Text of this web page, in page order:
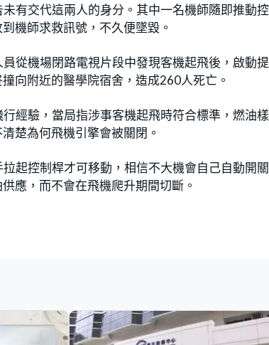
有交代這兩人的身分。其中一名機師隨即推動
機師求救訊號，不久便墜毀。
從機場閉路電視片段中發現客機起飛後，啟動
向附近的醫學院宿舍，造成260人死亡。
經驗，當局指涉事客機起飛時符合標準，燃油
楚為何飛機引擎會被關閉。
起控制桿才可移動，相信不大機會自己自動開
應，而不會在飛機爬升期間切斷。